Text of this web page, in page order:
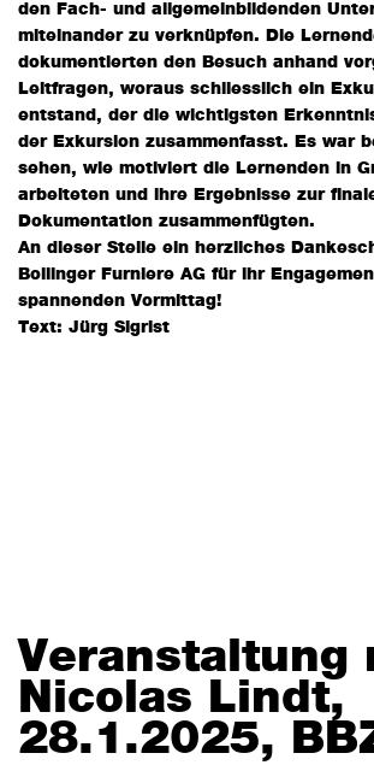
den Fach- und allgemeinbildenden
miteinander zu verknüpfen. Die
dokumentierten den Besuch anhand
Leitfragen, woraus schliesslich ein
entstand, der die wichtigsten
der Exkursion zusammenfasst. Es war
sehen, wie motiviert die Lernenden in
arbeiteten und ihre Ergebnisse zur
Dokumentation zusammenfügten.
An dieser Stelle ein herzliches
Bollinger Furniere AG für ihr
spannenden Vormittag!
Text: Jürg Sigrist
Veranstaltung
Nicolas Lindt,
28.1.2025,